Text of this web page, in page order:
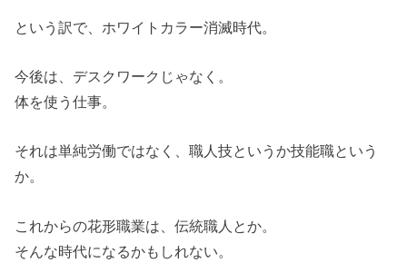
という訳で、ホワイトカラー消滅時代。
今後は、デスクワークじゃなく。
体を使う仕事。
それは単純労働ではなく、職人技というか技能職という
か。
これからの花形職業は、伝統職人とか。
そんな時代になるかもしれない。